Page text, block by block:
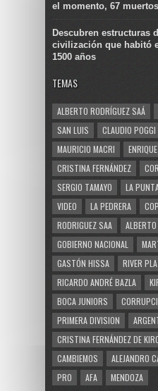
el momento, 67 muertos
Descubren estructuras
civilización que habitó
1500 años
TEMAS
ALBERTO RODRÍGUEZ SAÁ
SAN LUIS
CLAUDIO POGGI
MAURICIO MACRI
CRISTINA FERNÁNDEZ
SERGIO TAMAYO
LA
VIDEO
LA PEDRERA
RODRIGUEZ SAA
GOBIERNO NACIONAL
GASTÓN HISSA
RIVER
RICARDO ANDRÉ BAZLA
BOCA JUNIORS
PRIMERA DIVISION
CRISTINA FERNÁNDEZ DE
CAMBIEMOS
ALEJANDRO
PRO
AFA MENDOZA